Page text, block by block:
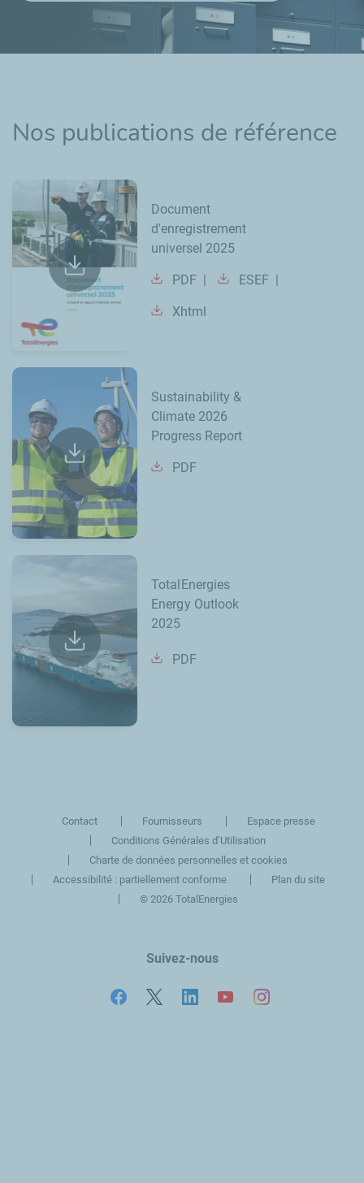
Nos publications de référence
Document
d'enregistrement
universel 2025
PDF ESEF
Xhtml
Sustainability &
Climate 2026
Progress Report
PDF
TotalEnergies
Energy Outlook
2025
PDF
Contact Fournisseurs
Espace presse
Conditions Générales d’Utilisation
Charte de données personnelles et cookies
Accessibilité : partiellement conforme
Plan du site
©2026 TotalEnergies
Suivez-nous